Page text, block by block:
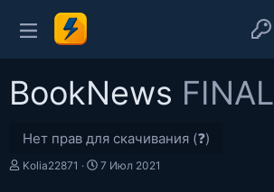
BookNews FINAL
Нет прав для скачивания (❓)
А
Kolia22871
Д
7 Июл 2021